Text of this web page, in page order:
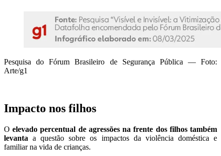
Pesquisa do Fórum Brasileiro de Segurança Pública — Foto:
Arte/g1
Impacto nos filhos
Oelevado percentual de agressões na frente dos filhos também
levanta a questão sobre os impactos da violência doméstica e
familiar na vida de crianças.